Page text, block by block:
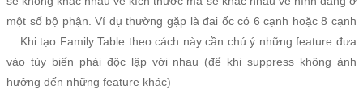
một số bộ phận. Ví dụ thường gặp là đai ốc có 6 cạnh hoặc 8 cạnh
... Khi tạo Family Table theo cách này cần chú ý những feature đưa
vào tùy biến phải độc lập với nhau (để khi suppress không ảnh
hưởng đến những feature khác)